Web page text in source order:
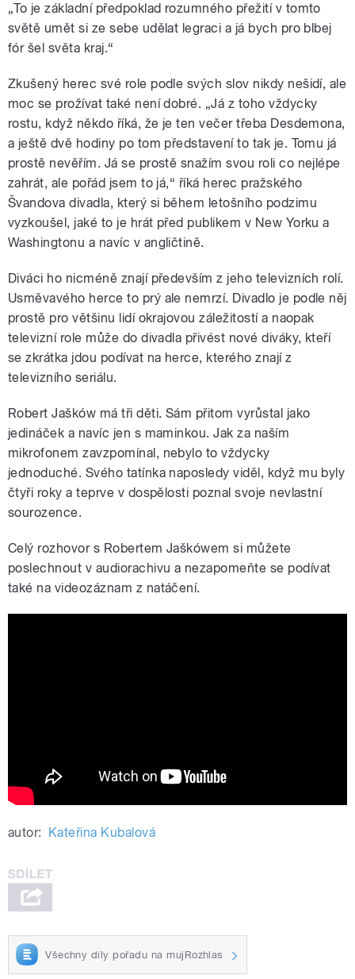
„To je základní předpoklad rozumného přežití v tomto
světě umět si ze sebe udělat legraci a já bych pro blbej
fór šel světa kraj.“
Zkušený herec své role podle svých slov nikdy nešidí, ale
moc se prožívat také není dobré. „Já z toho vždycky
rostu, když někdo říká, že je ten večer třeba Desdemona,
a ještě dvě hodiny po tom představení to tak je. Tomu já
prostě nevěřím. Já se prostě snažím svou roli co nejlépe
zahrát, ale pořád jsem to já,“ říká herec pražského
Švandova divadla, který si během letošního podzimu
vyzkoušel, jaké to je hrát před publikem v New Yorku a
Washingtonu a navíc v angličtině.
Diváci ho nicméně znají především z jeho televizních rolí.
Usměvavého herce to prý ale nemrzí. Divadlo je podle něj
prostě pro většinu lidí okrajovou záležitostí a naopak
televizní role může do divadla přivést nové diváky, kteří
se zkrátka jdou podívat na herce, kterého znají z
televizního seriálu.
Robert Jašków má tři děti. Sám přitom vyrůstal jako
jedináček a navíc jen s maminkou. Jak za naším
mikrofonem zavzpomínal, nebylo to vždycky
jednoduché. Svého tatínka naposledy viděl, když mu byly
čtyři roky a teprve v dospělosti poznal svoje nevlastní
sourozence.
Celý rozhovor s Robertem Jaškówem si můžete
poslechnout v audiorachivu a nezapomeňte se podívat
také na videozáznam z natáčení.
autor: Kateřina Kubalová
Všechny díly pořadu na mujRozhlas